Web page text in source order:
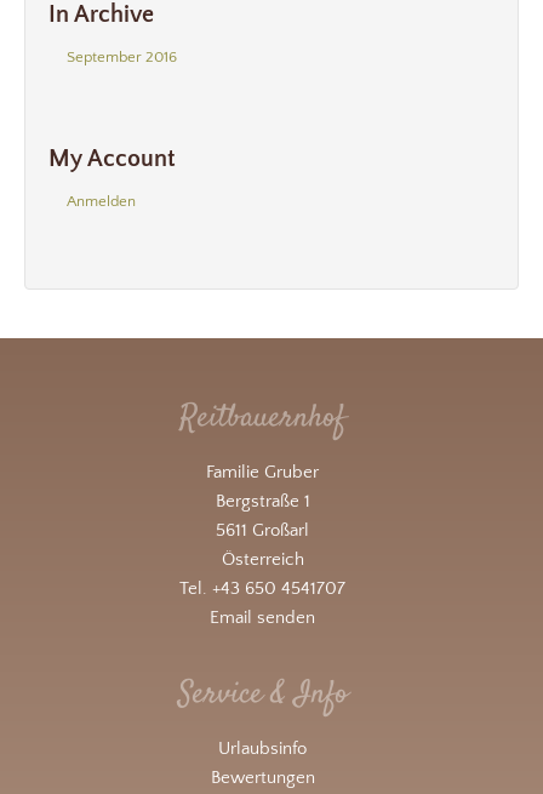
In Archive
September 2016
My Account
Anmelden
Reitbauernhof
Familie Gruber
Bergstraße 1
5611 Großarl
Österreich
Tel. +43 650 4541707
Email senden
Service & Info
Urlaubsinfo
Bewertungen